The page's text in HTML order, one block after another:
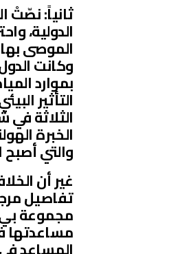
ثانياً: نصّتْ
الدولية،
الموصى بها
وكانت
بموارد
التأثير
الخبرة
والتي أصبح
غير أن
تفاصيل
مجموعة بي
مساعدتها